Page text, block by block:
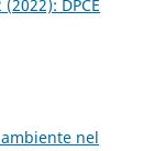
DPCE
nel